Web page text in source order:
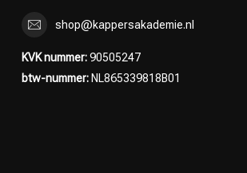
shop@kappersakademie.nl
KVK nummer:90505247
btw-nummer: NL865339818B01